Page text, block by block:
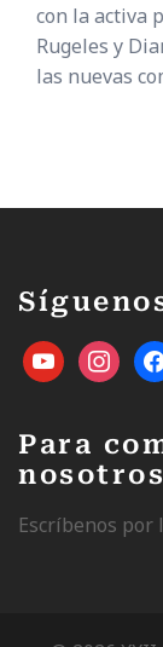
con la activa
Rugeles y
las nuevas
Para
nosotros
Escríbenos por